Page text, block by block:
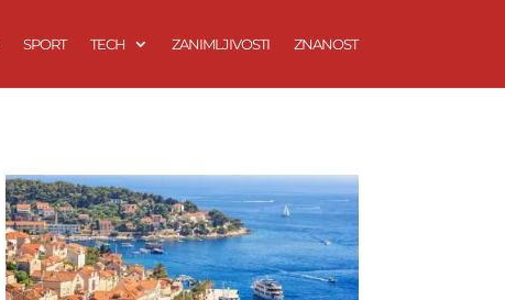
SPORT TECH ZANIMLJIVOSTI ZNANOST